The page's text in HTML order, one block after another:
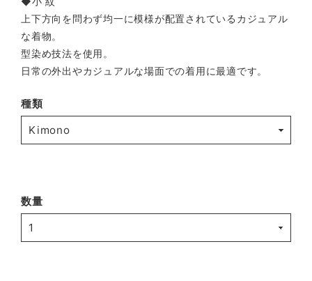
上下方向を問わず均一に模様が配置されているカジュアル
な着物。
型染め技法を使用。
日常の外出やカジュアルな場面での着用に最適です。
種類
数量